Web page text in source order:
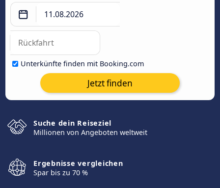
Unterkünfte finden mit Booking.com
Jetzt finden
Suche dein Reiseziel
Millionen von Angeboten weltweit
Ergebnisse vergleichen
Spar bis zu 70 %